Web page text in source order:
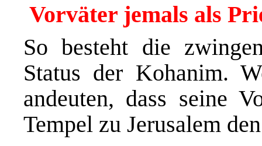
Vorväter jemals als
So besteht die
Status der Kohanim.
andeuten, dass seine
Tempel zu Jerusalem